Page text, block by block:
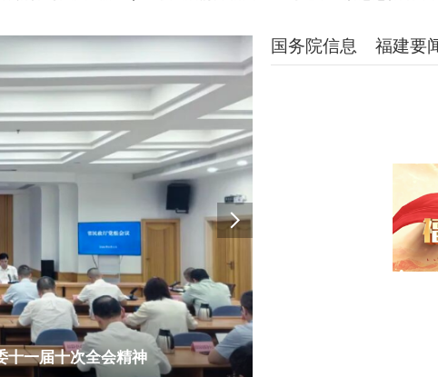
大会
国务院信息 福建要
学习省委十一届十次全会精神 2026-08-06
大会 2026-07-25
骨干培训班在榕举办，以赋能社会组织发展 2026-07-24
进千家万户 2026-07-21
感悟为民情怀”主题党日活动 2026-07-18
习（扩大）会议暨警示教育会 2026-07-16
迎战台风“巴威” 2026-07-12